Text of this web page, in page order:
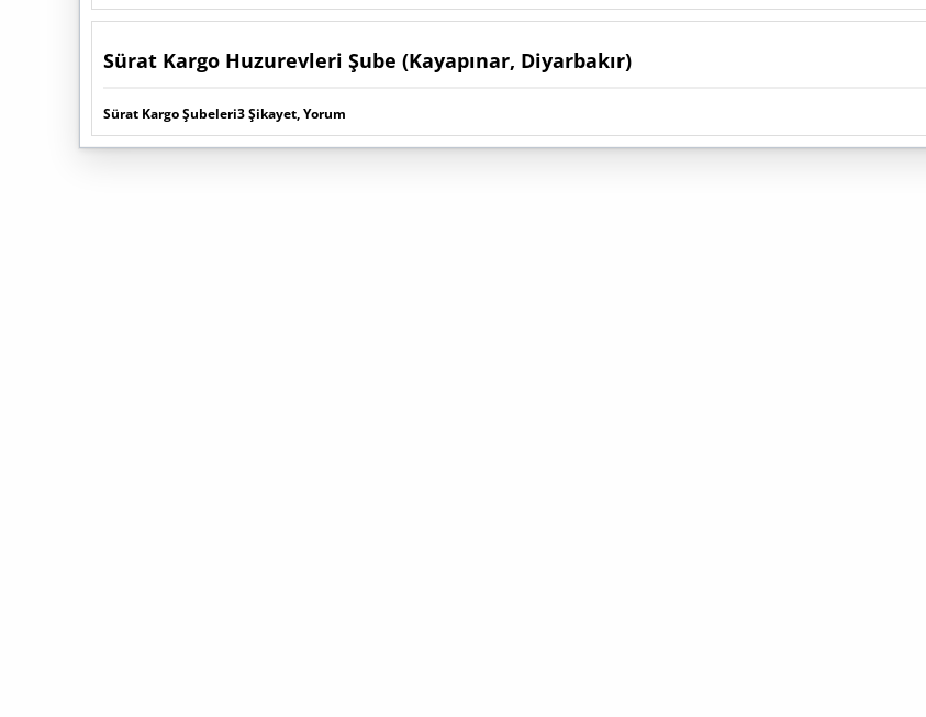
Sürat Kargo Huzurevleri Şube (Kayapınar, Diyarbakır)
Sürat Kargo Şubeleri3 Şikayet, Yorum